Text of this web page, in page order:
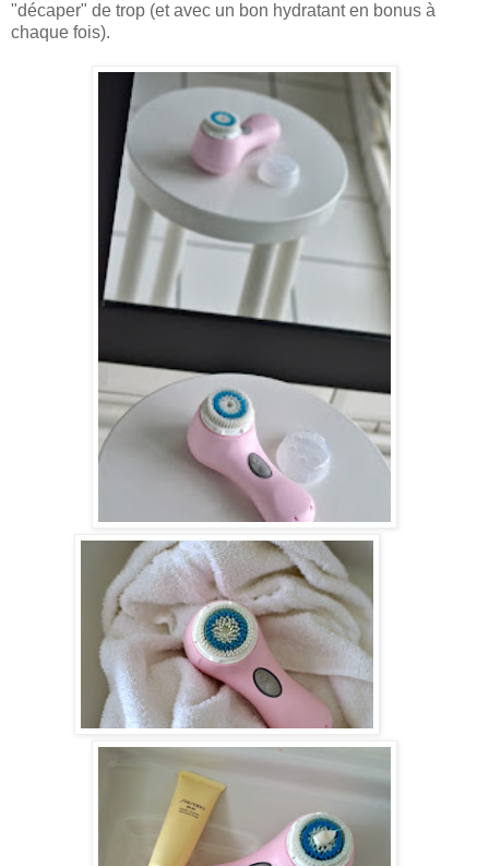
"décaper" de trop (et avec un bon hydratant en bonus à
chaque fois).